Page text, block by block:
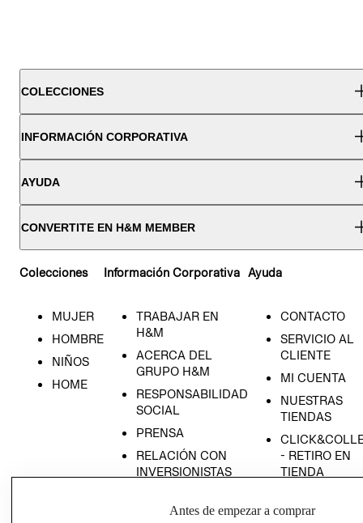
COLECCIONES
INFORMACIÓN CORPORATIVA
AYUDA
CONVERTITE EN H&M MEMBER
Colecciones
MUJER
HOMBRE
NIÑOS
HOME
Información Corporativa
TRABAJAR EN
H&M
ACERCA DEL
GRUPO H&M
RESPONSABILIDAD
SOCIAL
PRENSA
RELACIÓN CON
INVERSIONISTAS
EMPRESARIAL
Ayuda
CONTACTO
SERVICIO AL
CLIENTE
MI CUENTA
NUESTRAS
TIENDAS
- RETIRO EN
TIENDA
CONDICIONES
Antes de empezar a comprar